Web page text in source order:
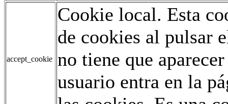
accept_cookie
Cookie local. Esta
de cookies al pulsar
no tiene que
usuario entra en la